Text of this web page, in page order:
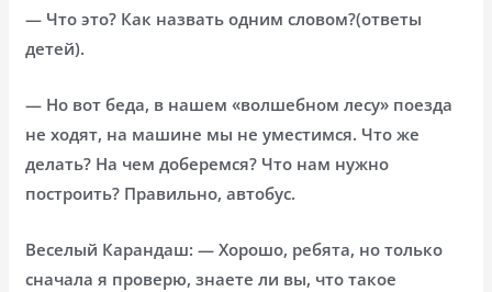
— Что это? Как назвать одним словом?(ответы
детей).
— Но вот беда, в нашем «волшебном лесу» поезда
не ходят, на машине мы не уместимся. Что же
делать? На чем доберемся? Что нам нужно
построить? Правильно, автобус.
Веселый Карандаш: — Хорошо, ребята, но только
сначала я проверю, знаете ли вы, что такое